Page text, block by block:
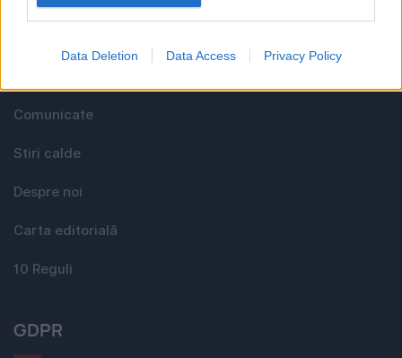
Data Deletion Data Access Privacy Policy
Comunicate
Stiri calde
Despre noi
Carta editorială
10 Reguli
GDPR